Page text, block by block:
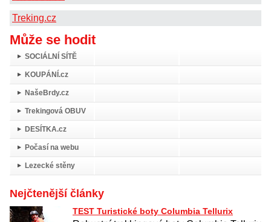
Treking.cz
Může se hodit
SOCIÁLNÍ SÍTĚ
KOUPÁNÍ.cz
NašeBrdy.cz
Trekingová OBUV
DESÍTKA.cz
Počasí na webu
Lezecké stěny
Nejčtenější články
TEST Turistické boty Columbia Tellurix